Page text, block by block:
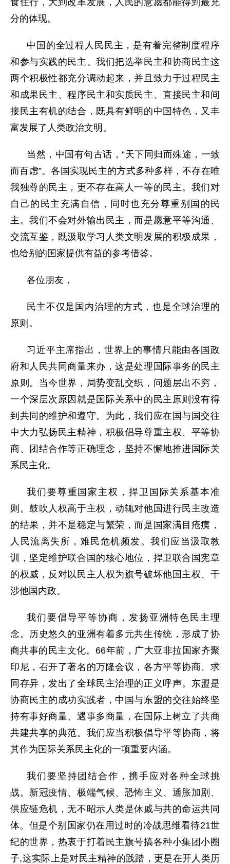
食住行，大到改革发展，人民的意愿都能得到最充
分的体现。
中国的全过程人民民主，是有着完整制度程序
和参与实践的民主。我们把选举民主和协商民主这
两个积极性都充分调动起来，并且致力于过程民主
和成果民主、程序民主和实质民主、直接民主和间
接民主有机的结合，既具有鲜明的中国特色，又丰
富发展了人类政治文明。
当然，中国有句古话，“天下同归而殊途，一致
而百虑”。各国实现民主的方式多种多样，不存在唯
我独尊的民主，更不存在高人一等的民主。我们对
自己的民主充满自信，同时也充分尊重别国的民
主。我们不会对外输出民主，而是愿意平等沟通、
交流互鉴，既汲取学习人类文明发展的积极成果，
也给别的国家提供有益的参考借鉴。
各位朋友，
民主不仅是国内治理的方式，也是全球治理的
原则。
习近平主席指出，世界上的事情只能由各国政
府和人民共同商量来办，这是处理国际事务的民主
原则。当今世界，局势变乱交织，问题层出不穷，
一个深层次原因就是国际关系中的民主原则没有得
到共同的维护和遵守。为此，我们应在国与国交往
中大力弘扬民主精神，积极倡导尊重主权、平等协
商、团结合作等正确理念，坚持不懈地推进国际关
系民主化。
我们要尊重国家主权，捍卫国际关系基本准
则。鼓吹人权高于主权，动辄对他国进行民主改造
的结果，并不是稳定与繁荣，而是国家满目疮痍，
人民流离失所，难民危机频发。我们应当汲取教
训，坚定维护联合国的核心地位，捍卫联合国宪章
的权威，反对以民主人权为旗号破坏他国主权、干
涉他国内政。
我们要倡导平等协商，发扬亚洲特色民主理
念。历史悠久的亚洲有着多元共生传统，形成了协
商共事的民主文化。66年前，广大亚非拉国家齐聚
印尼，召开了著名的万隆会议，各方平等协商、求
同存异，发出了全球民主治理的正义呼声。东盟是
协商民主的成功实践者，中国与东盟的交往始终坚
持有事好商量、遇事多商量，在国际上树立了共商
共建共享的典范。我们应当积极倡导平等协商，将
其作为国际关系民主化的一项重要内涵。
我们要坚持团结合作，携手应对各种全球挑
战。新冠疫情、极端气候、恐怖主义、通胀加剧、
供应链危机，无不昭示人类是休戚与共的命运共同
体。但是个别国家仍在用过时的冷战思维看待21世
纪的世界，热衷于打着民主旗号搞各种小集团小圈
子,这实际上是对民主精神的践踏，更是在开人类历